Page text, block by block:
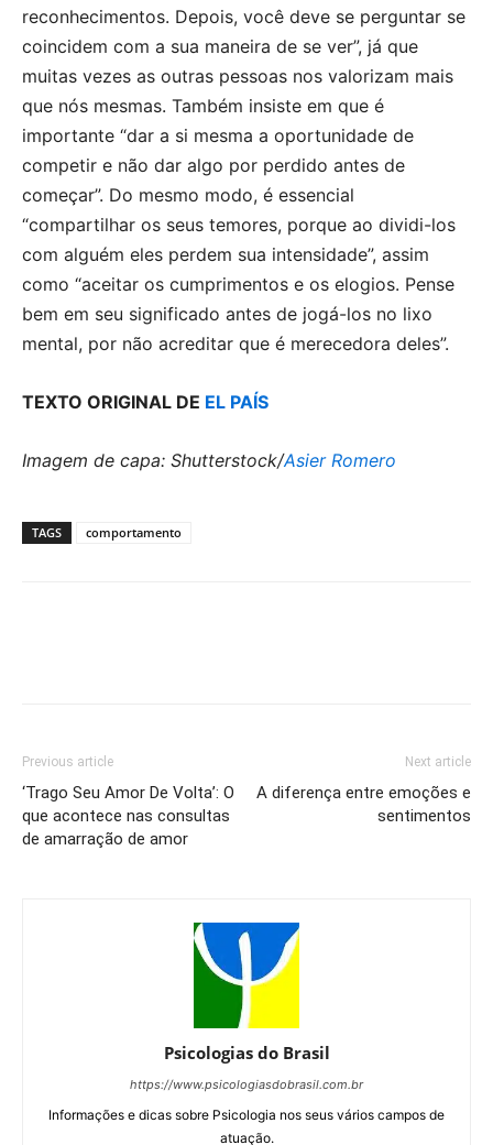
reconhecimentos. Depois, você deve se perguntar se
coincidem com a sua maneira de se ver”, já que
muitas vezes as outras pessoas nos valorizam mais
que nós mesmas. Também insiste em que é
importante “dar a si mesma a oportunidade de
competir e não dar algo por perdido antes de
começar”. Do mesmo modo, é essencial
“compartilhar os seus temores, porque ao dividi-los
com alguém eles perdem sua intensidade”, assim
como “aceitar os cumprimentos e os elogios. Pense
bem em seu significado antes de jogá-los no lixo
mental, por não acreditar que é merecedora deles”.
TEXTO ORIGINAL DE EL PAÍS
Imagem de capa: Shutterstock/Asier Romero
TAGS comportamento
Previous article
‘Trago Seu Amor De Volta’: O
que acontece nas consultas
de amarração de amor
Next article
A diferença entre emoções e
sentimentos
Psicologias do Brasil
https://www.psicologiasdobrasil.com.br
Informações e dicas sobre Psicologia nos seus vários campos de
atuação.